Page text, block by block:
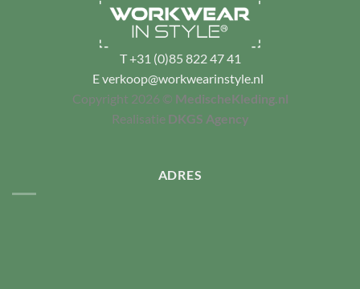
T+31 (0)85 822 47 41
Everkoop@workwearinstyle.nl
Copyright 2026 © MedischeKleding.nl
Realisatie DKGS Agency
ADRES